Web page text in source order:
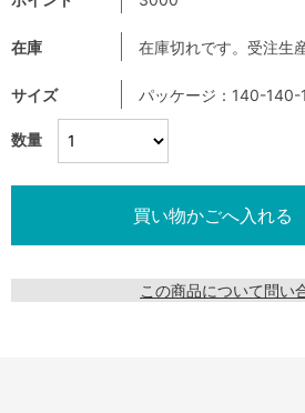
数量
在庫 在庫切れです。受注生
サイズ パッケージ：140-140-
この商品について問い